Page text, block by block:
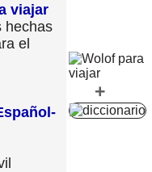
viajar
hechas
el
+